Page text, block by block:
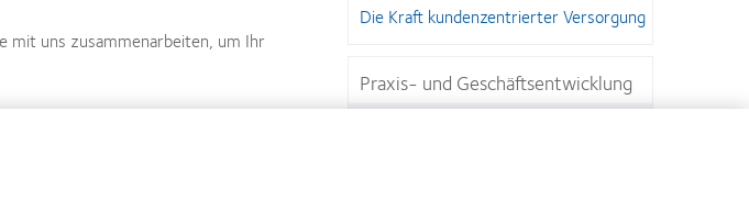
mit uns zusammenarbeiten, um Ihr
Die Kraft kundenzentrierter Versorgung
Praxis- und Geschäftsentwicklung